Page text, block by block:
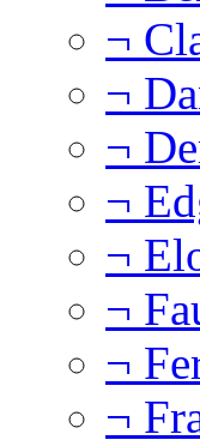
¬
¬
¬
¬
¬
¬
¬
¬